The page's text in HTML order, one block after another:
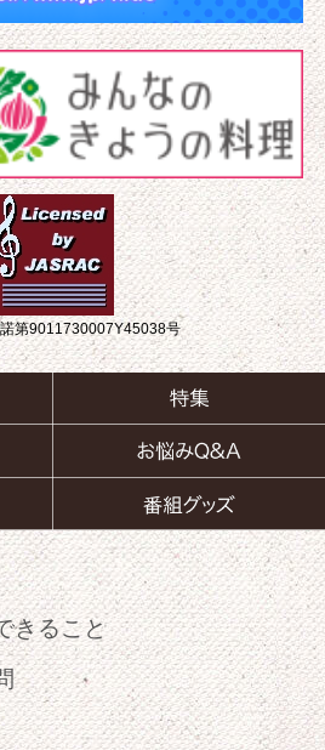
第9011730007Y45038号
きること